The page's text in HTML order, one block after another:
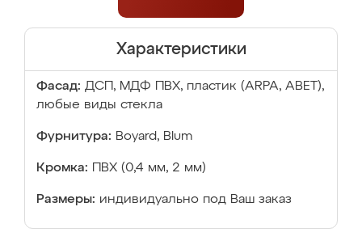
Характеристики
Фасад: ДСП, МДФ ПВХ, пластик (ARPA, ABET),
любые виды стекла
Фурнитура: Boyard, Blum
Кромка: ПВХ (0,4 мм, 2 мм)
Размеры: индивидуально под Ваш заказ